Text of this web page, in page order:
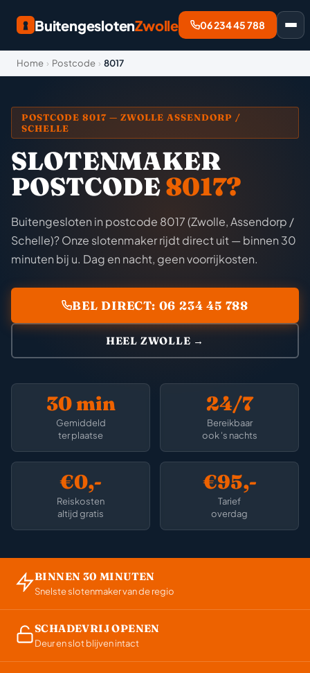
BuitengeslotenZwolle 06 234 45 788
Home › Postcode › 8017
POSTCODE 8017 — ZWOLLE ASSENDORP /
SCHELLE
SLOTENMAKER
POSTCODE8017?
Buitengesloten in postcode 8017 (Zwolle, Assendorp /
Schelle)? Onze slotenmaker rijdt direct uit — binnen 30
minuten bij u. Dag en nacht, geen voorrijkosten.
BEL DIRECT: 06 234 45 788
HEEL ZWOLLE →
30 min
Gemiddeld
ter plaatse
24/7
Bereikbaar
ook 's nachts
€0,-
Reiskosten
altijd gratis
€95,-
Tarief
overdag
BINNEN 30 MINUTEN
Snelste slotenmaker van de regio
SCHADEVRIJ OPENEN
Deur en slot blijven intact